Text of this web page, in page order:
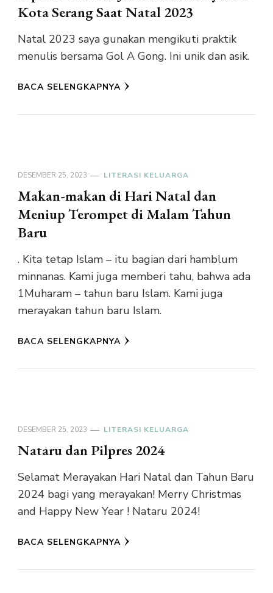
Kota Serang Saat Natal 2023
Natal 2023 saya gunakan mengikuti praktik
menulis bersama Gol A Gong. Ini unik dan asik.
BACA SELENGKAPNYA
DESEMBER 25, 2023 LITERASI KELUARGA
Makan-makan di Hari Natal dan
Meniup Terompet di Malam Tahun
Baru
. Kita tetap Islam – itu bagian dari hamblum
minnanas. Kami juga memberi tahu, bahwa ada
1Muharam – tahun baru Islam. Kami juga
merayakan tahun baru Islam.
BACA SELENGKAPNYA
DESEMBER 25, 2023 LITERASI KELUARGA
Nataru dan Pilpres 2024
Selamat Merayakan Hari Natal dan Tahun Baru
2024 bagi yang merayakan! Merry Christmas
and Happy New Year ! Nataru 2024!
BACA SELENGKAPNYA